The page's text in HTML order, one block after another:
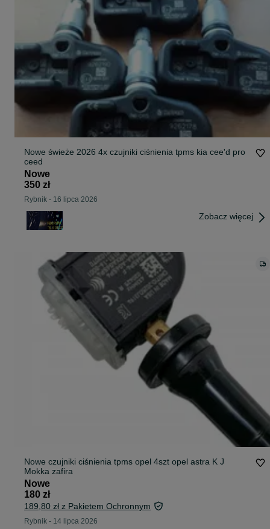
Nowe świeże 2026 4x czujniki ciśnienia tpms kia cee'd pro
ceed
Nowe
350 zł
Rybnik - 16 lipca 2026
Zobacz więcej
Nowe czujniki ciśnienia tpms opel 4szt opel astra K J
Mokka zafira
Nowe
180 zł
189,80 zł z Pakietem Ochronnym
Rybnik - 14 lipca 2026